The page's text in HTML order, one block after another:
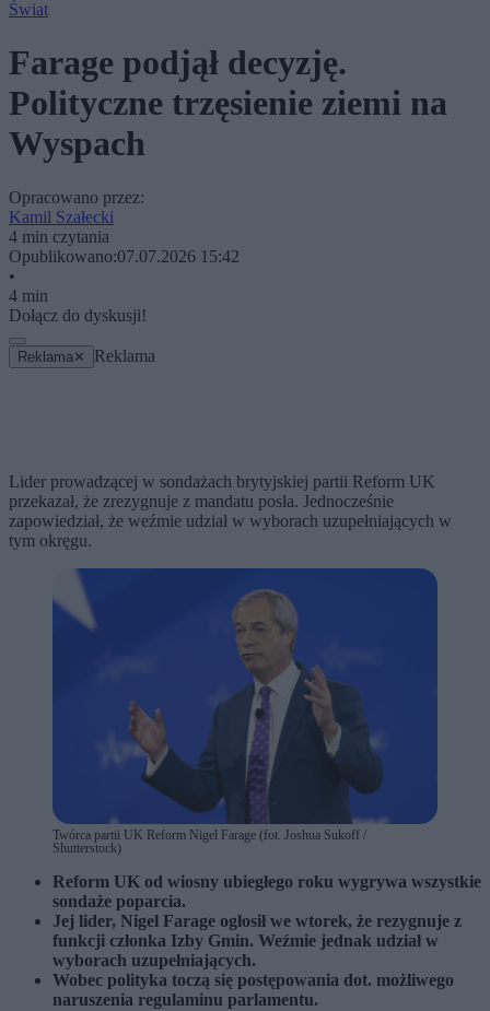
Świat
Farage podjął decyzję.
Polityczne trzęsienie ziemi na
Wyspach
Opracowano przez:
Kamil Szałecki
4 min czytania
Opublikowano:07.07.2026 15:42
•
4 min
Dołącz do dyskusji!
Reklama ✕ Reklama
Lider prowadzącej w sondażach brytyjskiej partii Reform UK
przekazał, że zrezygnuje z mandatu posła. Jednocześnie
zapowiedział, że weźmie udział w wyborach uzupełniających w
tym okręgu.
Twórca partii UK Reform Nigel Farage (fot. Joshua Sukoff /
Shutterstock)
Reform UK od wiosny ubiegłego roku wygrywa wszystkie
sondaże poparcia.
Jej lider, Nigel Farage ogłosił we wtorek, że rezygnuje z
funkcji członka Izby Gmin. Weźmie jednak udział w
wyborach uzupełniających.
Wobec polityka toczą się postępowania dot. możliwego
naruszenia regulaminu parlamentu.